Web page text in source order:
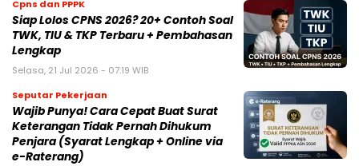
Cpns dan PPPK
Siap Lolos CPNS 2026? 20+ Contoh Soal
TWK, TIU & TKP Terbaru + Pembahasan
Lengkap
Selasa, 21 Jul 2026 - 07:19 WIB
Seputar Pekerjaan
Wajib Punya! Cara Cepat Buat Surat
Keterangan Tidak Pernah Dihukum
Penjara (Syarat Lengkap + Online via
e-Raterang)